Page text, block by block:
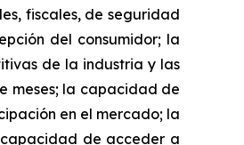
fiscales, de seguridad
del consumidor; la
de la industria y las
meses; la capacidad de
en el mercado; la
de acceder a